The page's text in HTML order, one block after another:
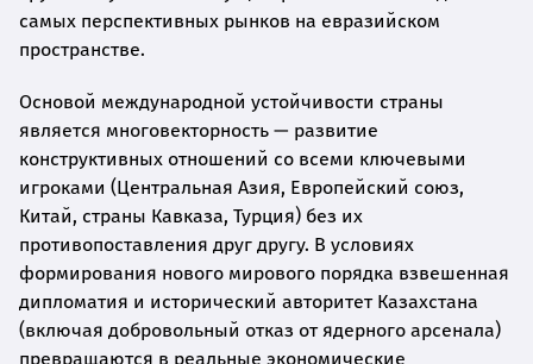
самых перспективных рынков на евразийском
пространстве.
Основой международной устойчивости страны
является многовекторность — развитие
конструктивных отношений со всеми ключевыми
игроками (Центральная Азия, Европейский союз,
Китай, страны Кавказа, Турция) без их
противопоставления друг другу. В условиях
формирования нового мирового порядка взвешенная
дипломатия и исторический авторитет Казахстана
(включая добровольный отказ от ядерного арсенала)
превращаются в реальные экономические